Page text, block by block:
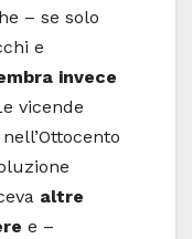
– se solo
e
invece
vicende
altre
e –